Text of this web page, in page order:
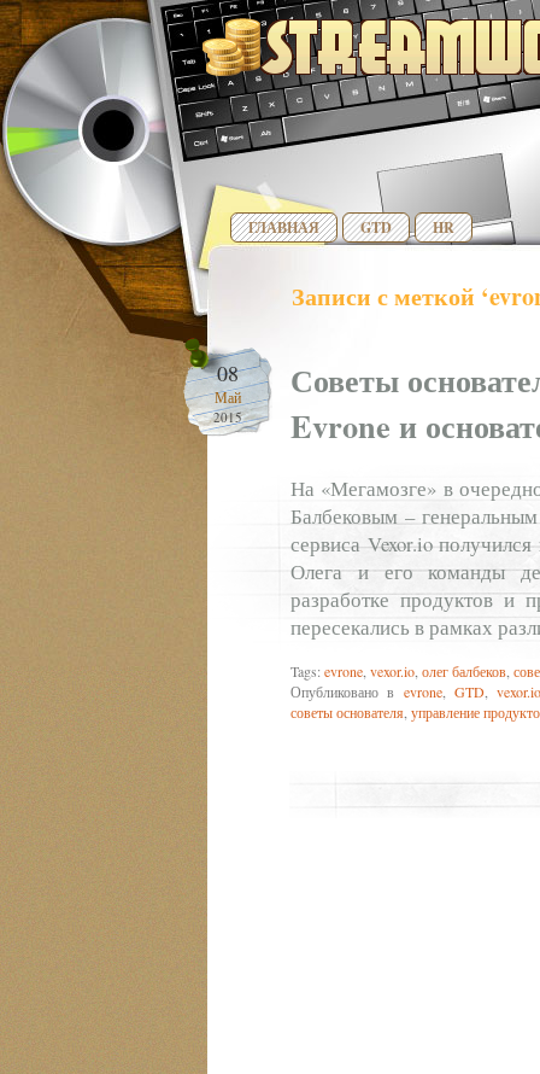
ГЛАВНАЯ GTD HR
Записи с меткой
08
Май
2015
Советы
Evrone и
На «Мегамозге» в
Балбековым –
сервиса Vexor.io
Олега и его команды
разработке продуктов и
пересекались в рамках
Tags: evrone vexor.io олег балбеков
Опубликовано в evrone, GTD, vexor.io
советы основателя управление